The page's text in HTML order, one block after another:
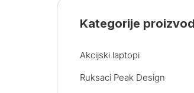
Kategorije
Akcijski laptopi
Ruksaci Peak Design